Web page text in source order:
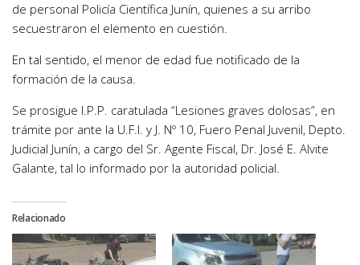
de personal Policía Científica Junín, quienes a su arribo
secuestraron el elemento en cuestión.
En tal sentido, el menor de edad fue notificado de la
formación de la causa.
Se prosigue I.P.P. caratulada “Lesiones graves dolosas”, en
trámite por ante la U.F.I. y J. Nº 10, Fuero Penal Juvenil, Depto.
Judicial Junín, a cargo del Sr. Agente Fiscal, Dr. José E. Alvite
Galante, tal lo informado por la autoridad policial.
Relacionado